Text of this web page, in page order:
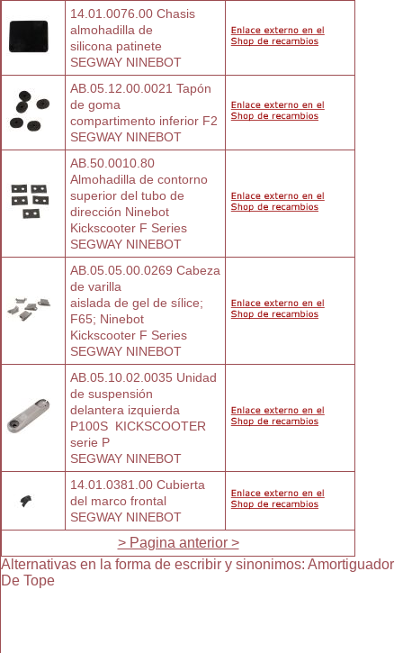
14.01.0076.00 Chasis
almohadilla de
silicona patinete
SEGWAY NINEBOT
AB.05.12.00.0021 Tapón
de goma
compartimento inferior F2
SEGWAY NINEBOT
AB.50.0010.80
Almohadilla de contorno
superior del tubo de
dirección Ninebot
Kickscooter F Series
SEGWAY NINEBOT
AB.05.05.00.0269 Cabeza
de varilla
aislada de gel de sílice;
F65; Ninebot
Kickscooter F Series
SEGWAY NINEBOT
AB.05.10.02.0035 Unidad
de suspensión
delantera izquierda
P100S  KICKSCOOTER
serie P
SEGWAY NINEBOT
14.01.0381.00 Cubierta
del marco frontal
SEGWAY NINEBOT
> Pagina anterior >
Alternativas en la forma de escribir y sinonimos: Amortiguador
De Tope